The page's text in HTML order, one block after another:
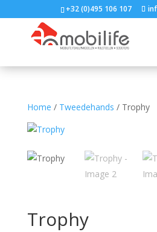
+32 (0)495 106 107
Home / Tweedehands / Trophy
Trophy